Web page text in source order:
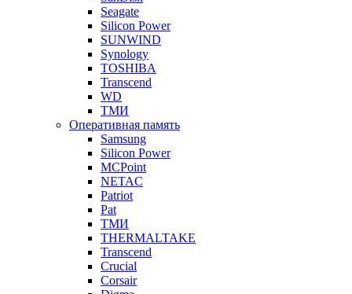
Seagate
Silicon Power
SUNWIND
Synology
TOSHIBA
Transcend
WD
ТМИ
Оперативная память
Samsung
Silicon Power
MCPoint
NETAC
Patriot
Pat
ТМИ
THERMALTAKE
Transcend
Crucial
Corsair